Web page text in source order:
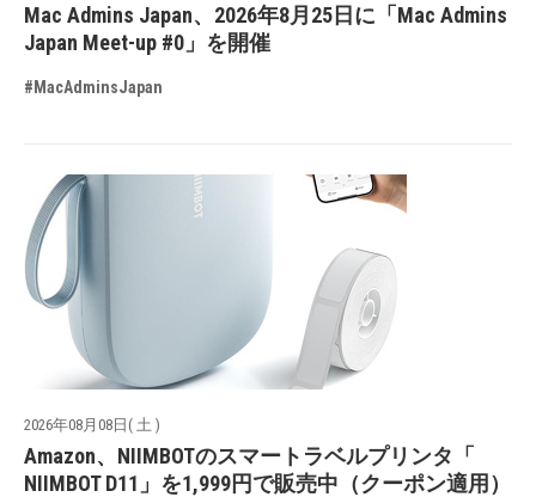
Mac Admins Japan、2026年8月25日に「Mac Admins
Japan Meet-up #0」を開催
#MacAdminsJapan
2026年08月08日( 土 )
Amazon、NIIMBOTのスマートラベルプリンタ「
NIIMBOT D11」を1,999円で販売中（クーポン適用）